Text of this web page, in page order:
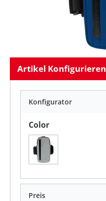
Artikel Konfigurieren
Konfigurator
Colorauswählen
Grau
Preis